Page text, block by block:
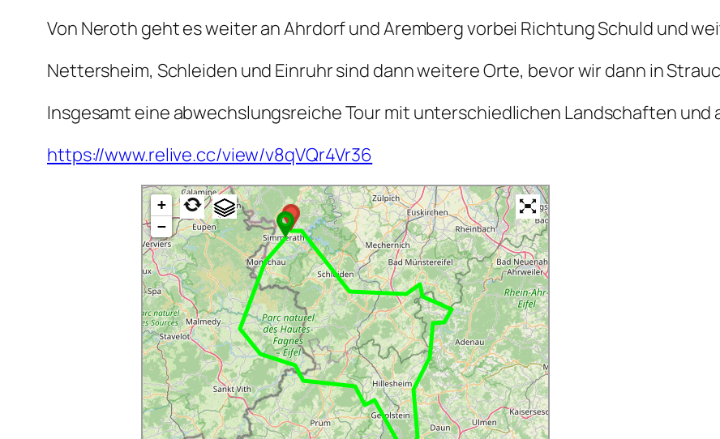
Von Neroth geht es weiter an Ahrdorf und Aremberg vorbei Richtung Schuld und
Nettersheim, Schleiden und Einruhr sind dann weitere Orte, bevor wir dann in
Insgesamt eine abwechslungsreiche Tour mit unterschiedlichen Landschaften und
https://www.relive.cc/view/v8qVQr4Vr36
+
−